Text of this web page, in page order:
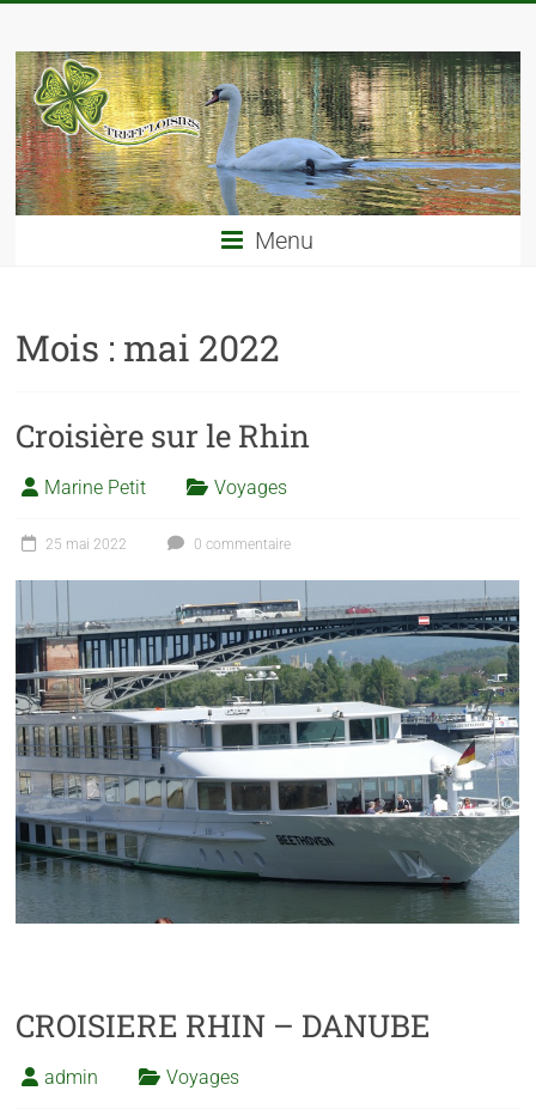
Menu
Mois : mai 2022
Croisière sur le Rhin
Marine Petit Voyages
25 mai 2022 0 commentaire
CROISIERE RHIN – DANUBE
admin Voyages